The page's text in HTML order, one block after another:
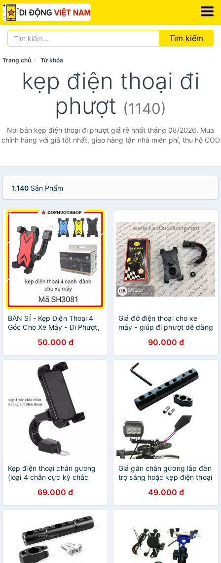
Tìm kiếm
Trang chủ Từ khóa
kẹp điện thoại đi
phượt (1140)
Nơi bán kẹp điện thoại đi phượt giá rẻ nhất tháng 08/2026. Mua
chính hãng với giá tốt nhất, giao hàng tận nhà miễn phí, thu hộ COD
1.140 Sản Phẩm
BÁN SỈ - Kẹp Điện Thoại 4
Góc Cho Xe Máy - Đi Phượt,
50.000 đ
Giá đỡ điện thoại cho xe
máy - giúp đi phượt dễ dàng
90.000 đ
Kẹp điện thoại chân gương
(loại 4 chân cực kỳ chắc
MÁY, XE ĐẠP - đồ phượt
69.000 đ
Giá gắn chân gương lắp đèn
trợ sáng hoặc kẹp điện thoại
49.000 đ